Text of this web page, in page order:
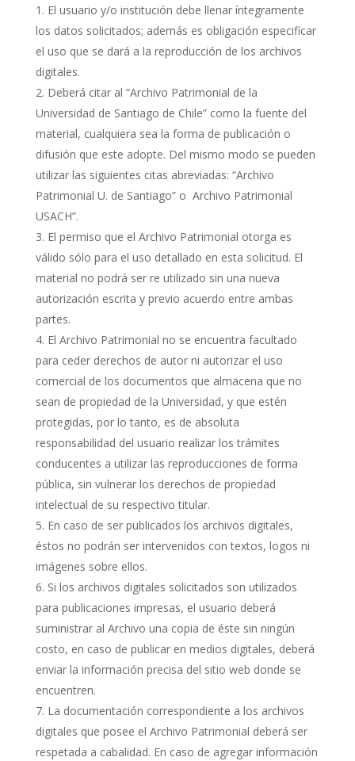
El usuario y/o institución debe llenar íntegramente
los datos solicitados; además es obligación especificar
el uso que se dará a la reproducción de los archivos
digitales.
Deberá citar al “Archivo Patrimonial de la
Universidad de Santiago de Chile” como la fuente del
material, cualquiera sea la forma de publicación o
difusión que este adopte. Del mismo modo se pueden
utilizar las siguientes citas abreviadas: “Archivo
Patrimonial U. de Santiago” o Archivo Patrimonial
USACH”.
El permiso que el Archivo Patrimonial otorga es
válido sólo para el uso detallado en esta solicitud. El
material no podrá ser re utilizado sin una nueva
autorización escrita y previo acuerdo entre ambas
partes.
El Archivo Patrimonial no se encuentra facultado
para ceder derechos de autor ni autorizar el uso
comercial de los documentos que almacena que no
sean de propiedad de la Universidad, y que estén
protegidas, por lo tanto, es de absoluta
responsabilidad del usuario realizar los trámites
conducentes a utilizar las reproducciones de forma
pública, sin vulnerar los derechos de propiedad
intelectual de su respectivo titular.
En caso de ser publicados los archivos digitales,
éstos no podrán ser intervenidos con textos, logos ni
imágenes sobre ellos.
Si los archivos digitales solicitados son utilizados
para publicaciones impresas, el usuario deberá
suministrar al Archivo una copia de éste sin ningún
costo, en caso de publicar en medios digitales, deberá
enviar la información precisa del sitio web donde se
encuentren.
La documentación correspondiente a los archivos
digitales que posee el Archivo Patrimonial deberá ser
respetada a cabalidad. En caso de agregar información